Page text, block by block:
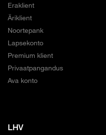
Eraklient
Äriklient
Noortepank
Lapsekonto
Premium klient
Privaatpangandus
Ava konto
LHV